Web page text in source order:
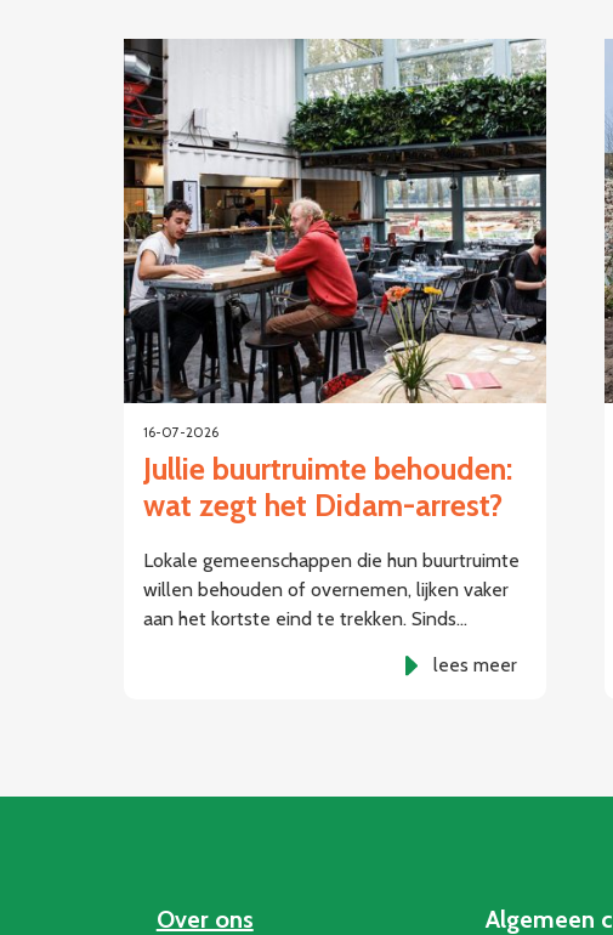
16-07-2026
Jullie buurtruimte behouden:
wat zegt het Didam-arrest?
Lokale gemeenschappen die hun buurtruimte
willen behouden of overnemen, lijken vaker
aan het kortste eind te trekken. Sinds…
lees meer
Over ons Algemeen